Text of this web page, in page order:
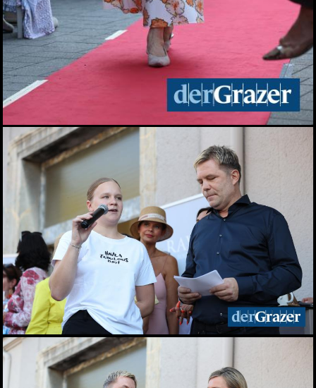
09.07.2026
Sommerfest der
Industriellenvereinigung
Steiermark 2026
08.07.2026
02.07.2026
Die Innenstadt wurde zum
Laufsteg
Live aus dem Rathaus:
Das war Wahlsonntag in
Graz 2026, TEIL 2
28.06.2026
Live aus dem Rathaus:
Das war Wahlsonntag in
Graz 2026, TEIL 1
28.06.2026
Pride: Graz feierte bei der
CSD-Parade unterm
Regenbogen
27.06.2026
Das war das sFinks
Sommerfest 2026